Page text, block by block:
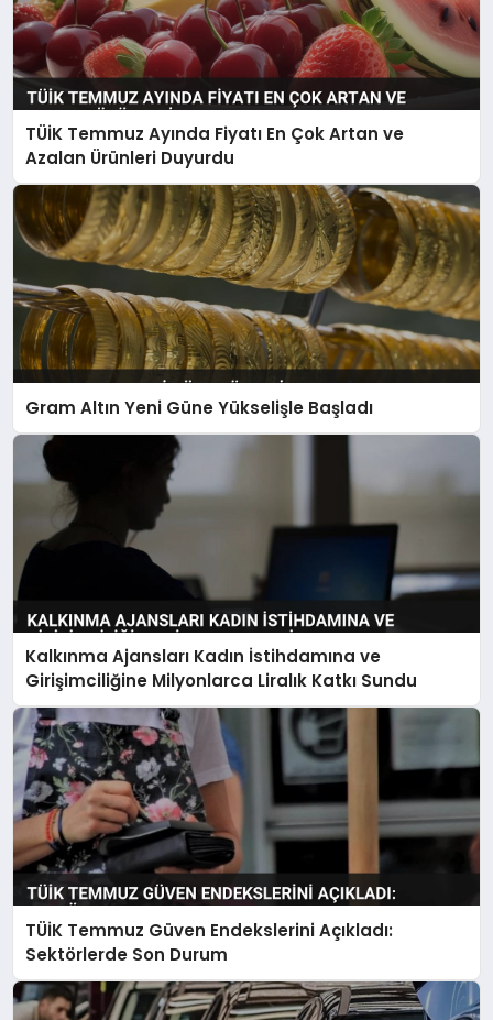
TÜİK Temmuz Ayında Fiyatı En Çok Artan ve
Azalan Ürünleri Duyurdu
Gram Altın Yeni Güne Yükselişle Başladı
Kalkınma Ajansları Kadın İstihdamına ve
Girişimciliğine Milyonlarca Liralık Katkı Sundu
TÜİK Temmuz Güven Endekslerini Açıkladı:
Sektörlerde Son Durum